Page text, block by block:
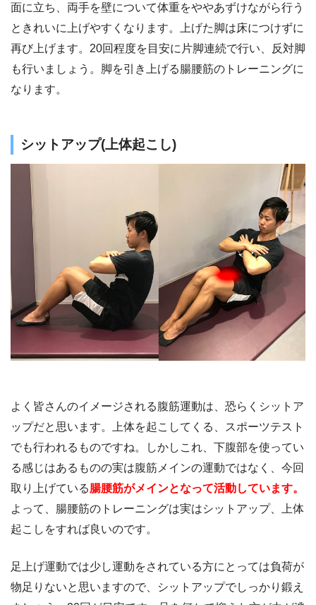
面に立ち、両手を壁について体重をややあずけながら行う
ときれいに上げやすくなります。上げた脚は床につけずに
再び上げます。20回程度を目安に片脚連続で行い、反対脚
も行いましょう。脚を引き上げる腸腰筋のトレーニングに
なります。
シットアップ(上体起こし)
よく皆さんのイメージされる腹筋運動は、恐らくシットア
ップだと思います。上体を起こしてくる、スポーツテスト
でも行われるものですね。しかしこれ、下腹部を使ってい
る感じはあるものの実は腹筋メインの運動ではなく、今回
取り上げている腸腰筋がメインとなって活動しています。
よって、腸腰筋のトレーニングは実はシットアップ、上体
起こしをすれば良いのです。
足上げ運動では少し運動をされている方にとっては負荷が
物足りないと思いますので、シットアップでしっかり鍛え